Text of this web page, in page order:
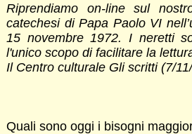
Riprendiamo on-line sul
catechesi di Papa Paolo VI
15 novembre 1972. I neretti
l'unico scopo di facilitare la
Il Centro culturale Gli scritti (7/
Quali sono oggi i bisogni